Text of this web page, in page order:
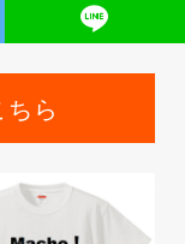
ら